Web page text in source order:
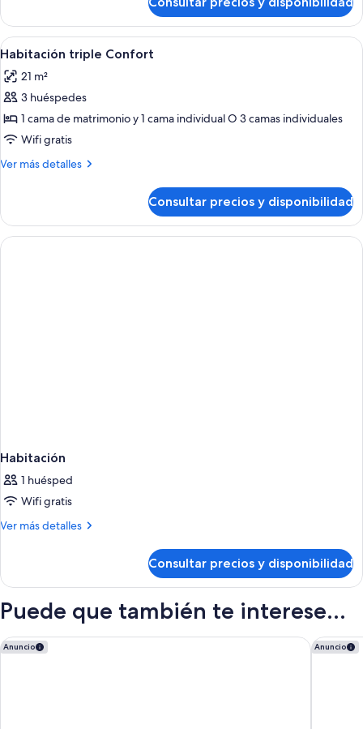
individuales,
camas
individuales
con
camas
2
camas
Abrir
todas
las
fotos
de
Habitación
triple
Habitación de hotel con dos camas,
7
Habitación triple Confort
21 m²
3 huéspedes
1 cama de matrimonio y 1 cama individual O 3 camas individuales
Wifi gratis
Ver más detalles
Más
triple
Confort
Consultar precios y disponibilidad
Habitación
1 huésped
Wifi gratis
Ver más detalles
Más
Consultar precios y disponibilidad
Puede que también te interese...
Anuncio
Hotel Capannelle Anuncio
Hotel